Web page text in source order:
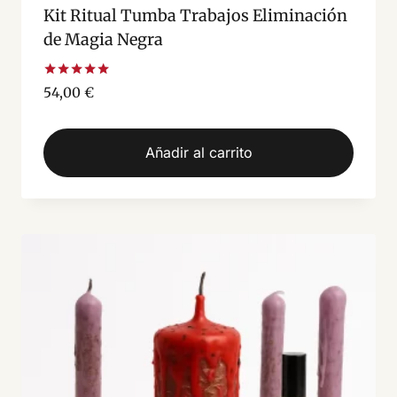
Kit Ritual Tumba Trabajos Eliminación
de Magia Negra
Valorado
con
de 5
54,00 €
Añadir al carrito